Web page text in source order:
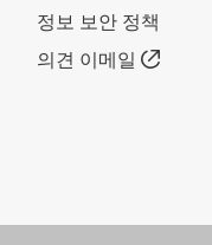
정보 보안 정책
의견 이메일